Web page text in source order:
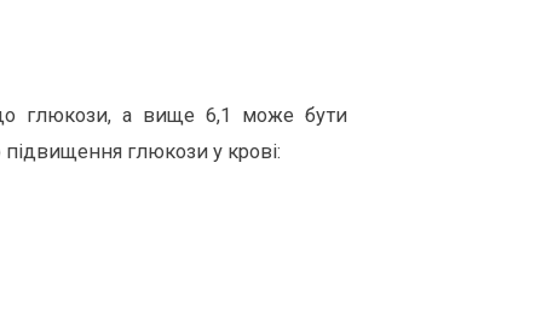
глюкози, а вище 6,1 може бути
глюкози у крові: